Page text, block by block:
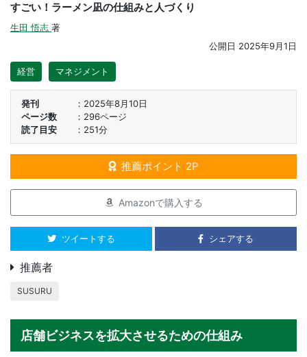
すごい！ラーメン凪の仕組みと人づくり
生田 悟志 著
公開日 2025年9月1日
経営 マネジメント
発刊
2025年8月10日
ページ数
296ページ
読了目安
251分
推薦ポイント 2P
Amazonで購入する
ツイートする シェアする
推薦者
SUSURU
店舗ビジネスを拡大させるための仕組み